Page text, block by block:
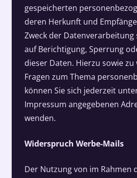
gespeicherten
deren Herkunft und
Zweck der Datenverarbeitung
auf Berichtigung, Sperrung
dieser Daten. Hierzu sowie zu
Fragen zum Thema
können Sie sich jederzeit
Impressum angegebenen
wenden.
Widerspruch Werbe-Mails
Der Nutzung von im Rahmen